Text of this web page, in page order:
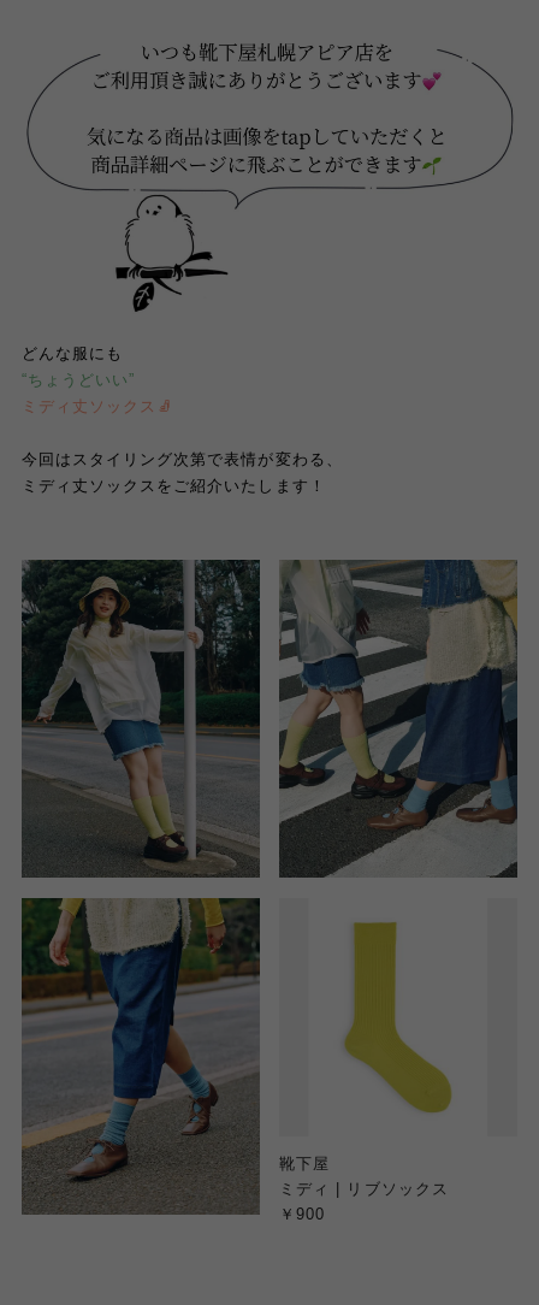
どんな服にも
“ちょうどいい”
ミディ丈ソックス🧦
今回はスタイリング次第で表情が変わる、
ミディ丈ソックスをご紹介いたします！
靴下屋
ミディ | リブソックス
￥900